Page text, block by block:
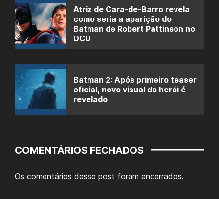
Atriz de Cara-de-Barro revela
como seria a aparição do
Batman de Robert Pattinson no
DCU
Batman 2: Após primeiro teaser
oficial, novo visual do herói é
revelado
COMENTÁRIOS FECHADOS
Os comentários desse post foram encerrados.